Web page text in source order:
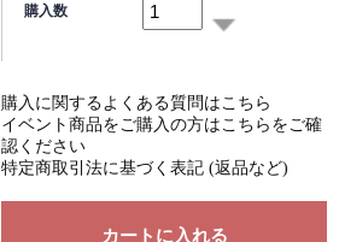
購入数
購入に関するよくある質問はこちら
イベント商品をご購入の方はこちらをご確
認ください
特定商取引法に基づく表記 (返品など)